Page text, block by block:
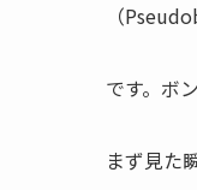
（
です。ボ
まず見た